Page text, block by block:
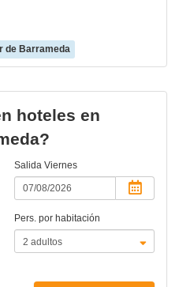
de Barrameda
hoteles en
Salida Viernes
Pers. por habitación